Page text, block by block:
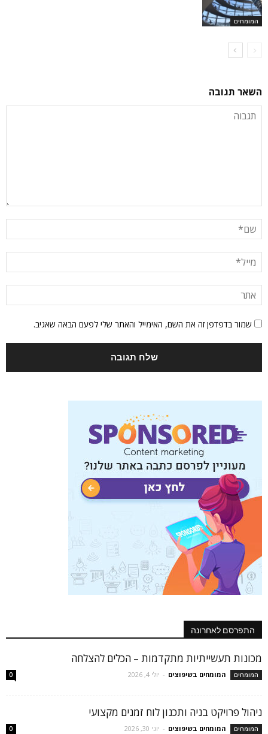
המומחים
השאר תגובה
שמור בדפדפן זה את השם, האימייל והאתר שלי לפעם הבאה שאגיב.
התפרסם לאחרונה
מכונות תעשייתיות מתקדמות – הכלים להצלחה
המומחים המומחים בשיפוצים - יולי 4, 2026 0
ניהול פרויקט בניה ותכנון לוח זמנים מקצועי
המומחים המומחים בשיפוצים - יוני 30, 2026 0